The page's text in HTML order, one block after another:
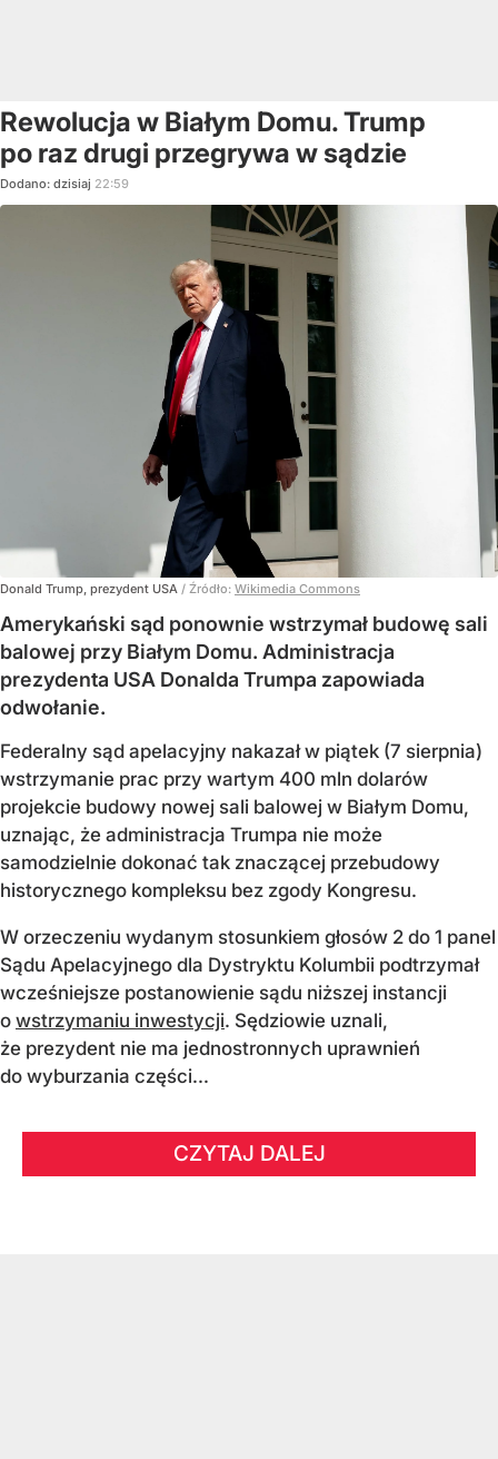
Rewolucja w Białym Domu. Trump
po raz drugi przegrywa w sądzie
Dodano: dzisiaj 22:59
Donald Trump, prezydent USA / Źródło: Wikimedia Commons
Amerykański sąd ponownie wstrzymał budowę sali
balowej przy Białym Domu. Administracja
prezydenta USA Donalda Trumpa zapowiada
odwołanie.
Federalny sąd apelacyjny nakazał w piątek (7 sierpnia)
wstrzymanie prac przy wartym 400 mln dolarów
projekcie budowy nowej sali balowej w Białym Domu,
uznając, że administracja Trumpa nie może
samodzielnie dokonać tak znaczącej przebudowy
historycznego kompleksu bez zgody Kongresu.
W orzeczeniu wydanym stosunkiem głosów 2 do 1 panel
Sądu Apelacyjnego dla Dystryktu Kolumbii podtrzymał
wcześniejsze postanowienie sądu niższej instancji
o wstrzymaniu inwestycji. Sędziowie uznali,
że prezydent nie ma jednostronnych uprawnień
do wyburzania części...
CZYTAJ DALEJ